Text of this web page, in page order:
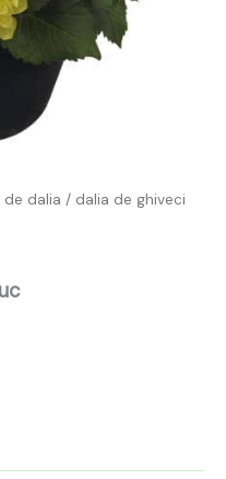
de dalia / dalia de ghiveci